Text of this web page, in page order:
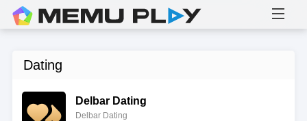
Dating
Delbar Dating
Delbar Dating